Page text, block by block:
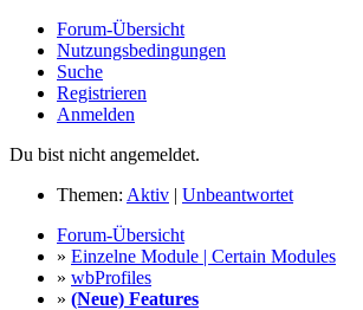
Forum-Übersicht
Nutzungsbedingungen
Suche
Registrieren
Anmelden
Du bist nicht angemeldet.
Themen: Aktiv | Unbeantwortet
Forum-Übersicht
» Einzelne Module | Certain Modules
» wbProfiles
» (Neue) Features